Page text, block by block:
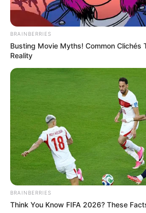
BRAINBERRIES
Busting Movie Myths! Common Clichés
Reality
BRAINBERRIES
Think You Know FIFA 2026? These